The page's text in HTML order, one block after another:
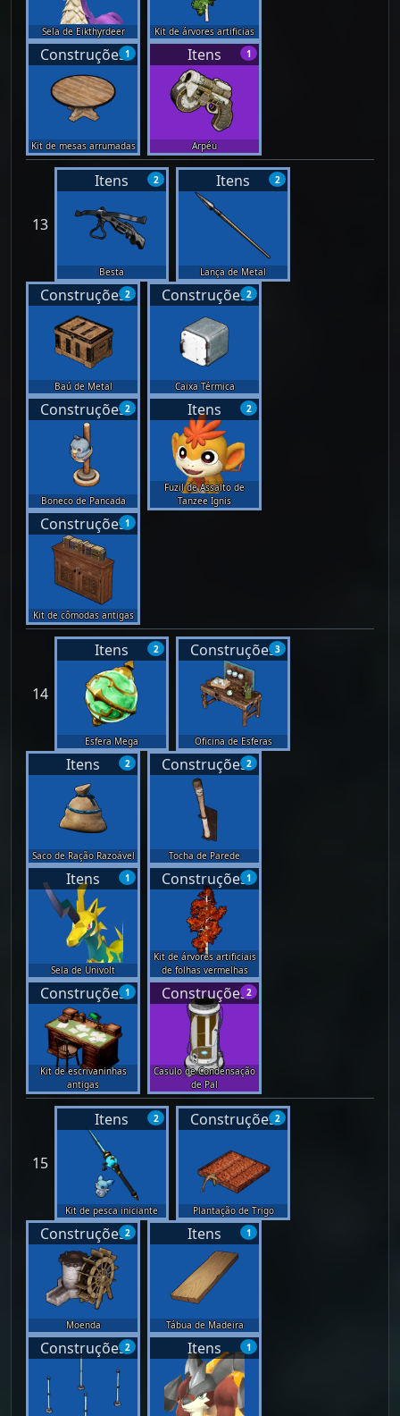
Sela de Eikthyrdeer
Kit de árvores artificias
1
Construções
Kit de mesas arrumadas
1
Itens
Arpéu
13
2
Itens
Besta
2
Itens
Lança de Metal
2
Construções
Baú de Metal
2
Construções
Caixa Térmica
2
Construções
Boneco de Pancada
2
Itens
Fuzil de Assalto de
Tanzee Ignis
1
Construções
Kit de cômodas antigas
14
2
Itens
Esfera Mega
3
Construções
Oficina de Esferas
2
Itens
Saco de Ração Razoável
2
Construções
Tocha de Parede
1
Itens
Sela de Univolt
1
Construções
Kit de árvores artificiais
de folhas vermelhas
1
Construções
Kit de escrivaninhas
antigas
2
Construções
Casulo de Condensação
de Pal
15
2
Itens
Kit de pesca iniciante
2
Construções
Plantação de Trigo
2
Construções
Moenda
1
Itens
Tábua de Madeira
2
Construções 1
Itens